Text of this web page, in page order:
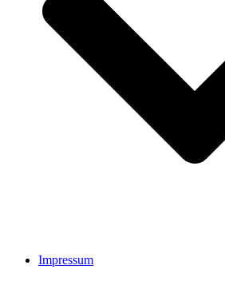
Impressum